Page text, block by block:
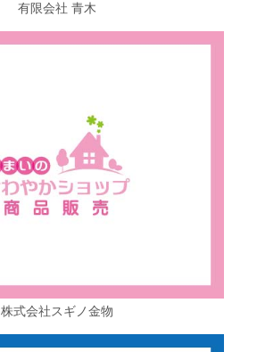
有限会社 青木
株式会社スギノ金物